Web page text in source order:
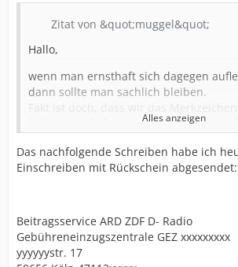
Zitat von &quot;muggel&quot;
Hallo,
wenn man ernsthaft sich dagegen
dann sollte man sachlich bleiben.
bekommen haben, welches bedeutet,
in diesem Zusammenhang, dass wir
erlassen bekommen, nicht jedoch, dass
Weiterhin erfolgt die Befreiung und der
Behindertenausweis auf der Grundlage
Neuntes Buch SGB IV. Dieser Bescheid
verwaltungsrechtlich nicht aufgehoben
Alles anzeigen
Das nachfolgende Schreiben habe ich
Einschreiben mit Rückschein abgesendet:
Beitragsservice ARD ZDF D- Radio
Gebühreneinzugszentrale GEZ xxxxxxxxx
yyyyyystr. 17